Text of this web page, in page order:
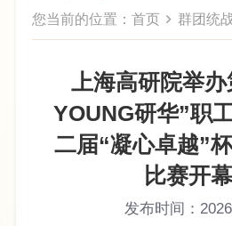
您当前的位置： 首页 群团统
上海高研院举
YOUNG研华”职
二届“凝心卓越”
比赛开
发布时间：